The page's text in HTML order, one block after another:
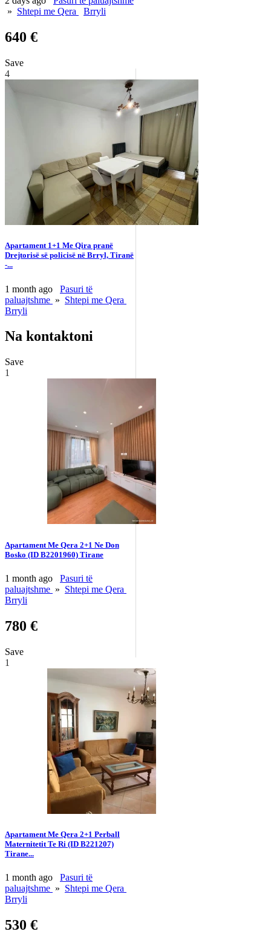
» Shtepi me Qera Brryli
640 €
Save
4
Apartament 1+1 Me Qira pranë
Drejtorisë së policisë në Brryl, Tiranë
-...
1 month ago
Pasuri të
paluajtshme » Shtepi me Qera
Brryli
Na kontaktoni
Save
1
Apartament Me Qera 2+1 Ne Don
Bosko (ID B2201960) Tirane
1 month ago
Pasuri të
paluajtshme » Shtepi me Qera
Brryli
780 €
Save
1
Apartament Me Qera 2+1 Perball
Maternitetit Te Ri (ID B221207)
Tirane​...
1 month ago
Pasuri të
paluajtshme » Shtepi me Qera
Brryli
530 €